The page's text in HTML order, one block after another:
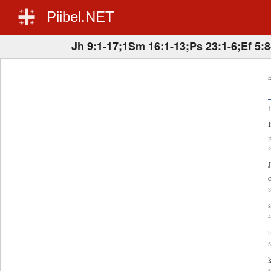
Piibel.NET
Jh 9:1-17;1Sm 16:1-13;Ps 23:1-6;Ef
1
2
3
4
5